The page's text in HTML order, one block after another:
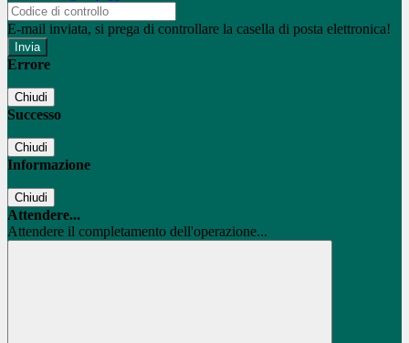
E-mail inviata, si prega di controllare la casella di posta elettronica!
Errore
Chiudi
Successo
Chiudi
Informazione
Chiudi
Attendere...
Attendere il completamento dell'operazione...